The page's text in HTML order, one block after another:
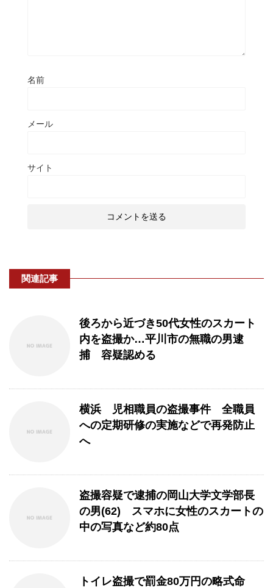
名前
メール
サイト
関連記事
後ろから近づき50代女性のスカート
内を盗撮か…平川市の無職の男逮
捕 容疑認める
横浜 児相職員の盗撮事件 全職員
への定期研修の実施などで再発防止
へ
盗撮容疑で逮捕の岡山大学文学部長
の男(62) スマホに女性のスカートの
中の写真など約80点
トイレ盗撮で罰金80万円の略式命